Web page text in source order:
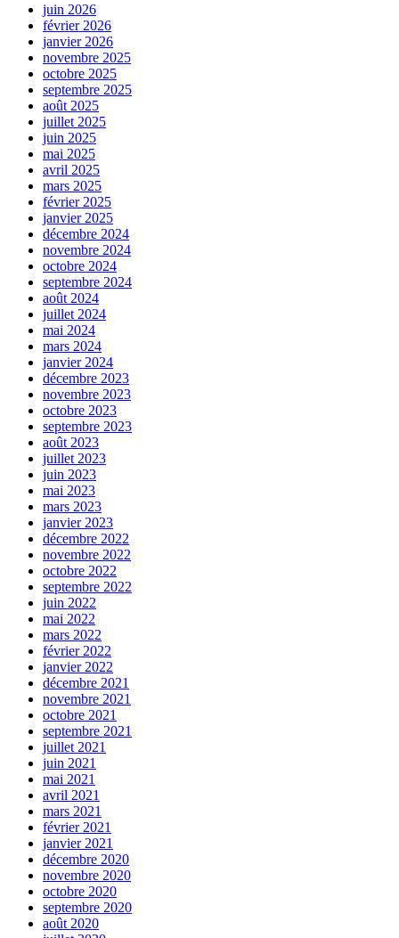
juin 2026
février 2026
janvier 2026
novembre 2025
octobre 2025
septembre 2025
août 2025
juillet 2025
juin 2025
mai 2025
avril 2025
mars 2025
février 2025
janvier 2025
décembre 2024
novembre 2024
octobre 2024
septembre 2024
août 2024
juillet 2024
mai 2024
mars 2024
janvier 2024
décembre 2023
novembre 2023
octobre 2023
septembre 2023
août 2023
juillet 2023
juin 2023
mai 2023
mars 2023
janvier 2023
décembre 2022
novembre 2022
octobre 2022
septembre 2022
juin 2022
mai 2022
mars 2022
février 2022
janvier 2022
décembre 2021
novembre 2021
octobre 2021
septembre 2021
juillet 2021
juin 2021
mai 2021
avril 2021
mars 2021
février 2021
janvier 2021
décembre 2020
novembre 2020
octobre 2020
septembre 2020
août 2020